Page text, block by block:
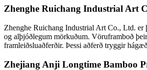
Zhenghe Ruichang Industrial Art
Zhenghe Ruichang Industrial Art Co., Ltd.
og alþjóðlegum mörkuðum. Vöruframboð
framleiðsluaðferðir. Þessi aðferð tryggir
Zhejiang Anji Longtime Bamboo